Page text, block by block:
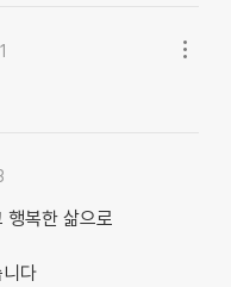
행복한 삶으로
다